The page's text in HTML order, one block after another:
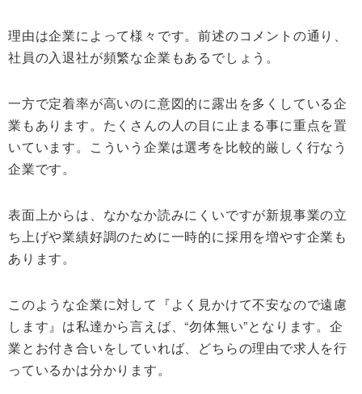
理由は企業によって様々です。前述のコメントの通り、
社員の入退社が頻繁な企業もあるでしょう。
一方で定着率が高いのに意図的に露出を多くしている企
業もあります。たくさんの人の目に止まる事に重点を置
いています。こういう企業は選考を比較的厳しく行なう
企業です。
表面上からは、なかなか読みにくいですが新規事業の立
ち上げや業績好調のために一時的に採用を増やす企業も
あります。
このような企業に対して『よく見かけて不安なので遠慮
します』は私達から言えば、“勿体無い”となります。企
業とお付き合いをしていれば、どちらの理由で求人を行
っているかは分かります。